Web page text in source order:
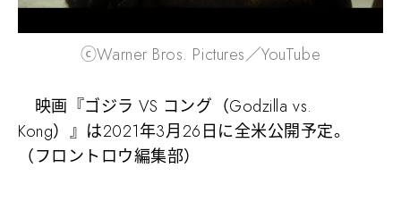
ⓒWarner Bros. Pictures／YouTube
映画『ゴジラ VS コング（Godzilla vs.
Kong）』は2021年3月26日に全米公開予定。
（フロントロウ編集部）